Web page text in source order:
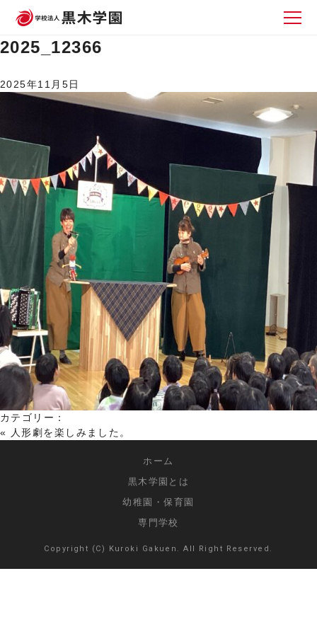
2025_12366
2025年11月5日
カテゴリー：
«
人形劇を楽しみました。
ホーム
黒木学園とは
幼稚園・保育園
専門学校
Copyright (C) Kuroki Gakuen. All Right Reserved.